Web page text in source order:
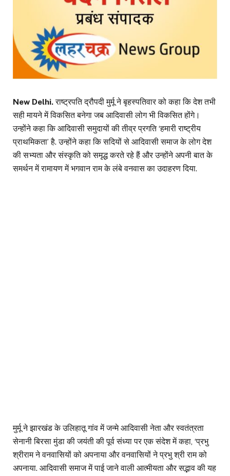
New Delhi.राष्ट्रपति द्रौपदी मुर्मू ने बृहस्पतिवार को कहा कि देश तभी
सही मायने में विकसित बनेगा जब आदिवासी लोग भी विकसित होंगे।
उन्होंने कहा कि आदिवासी समुदायों की तीव्र प्रगति ‘हमारी राष्ट्रीय
प्राथमिकता’ है. उन्होंने कहा कि सदियों से आदिवासी समाज के लोग देश
की सभ्यता और संस्कृति को समृद्ध करते रहे हैं और उन्होंने अपनी बात के
समर्थन में रामायण में भगवान राम के लंबे वनवास का उदाहरण दिया.
मुर्मू ने झारखंड के उलिहातू गांव में जन्मे आदिवासी नेता और स्वतंत्रता
सेनानी बिरसा मुंडा की जयंती की पूर्व संध्या पर एक संदेश में कहा, ‘प्रभु
श्रीराम ने वनवासियों को अपनाया और वनवासियों ने प्रभु श्री राम को
अपनाया. आदिवासी समाज में पाई जाने वाली आत्मीयता और सद्भाव की यह